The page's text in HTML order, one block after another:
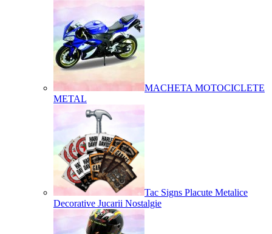
MACHETA MOTOCICLETE
METAL
Tac Signs Placute Metalice
Decorative Jucarii Nostalgie